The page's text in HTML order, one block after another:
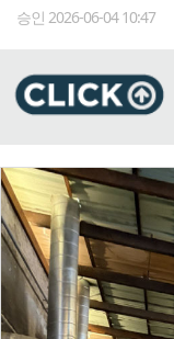
승인 2026-06-04 10:47